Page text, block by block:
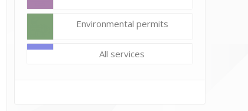
Environmental permits
All services